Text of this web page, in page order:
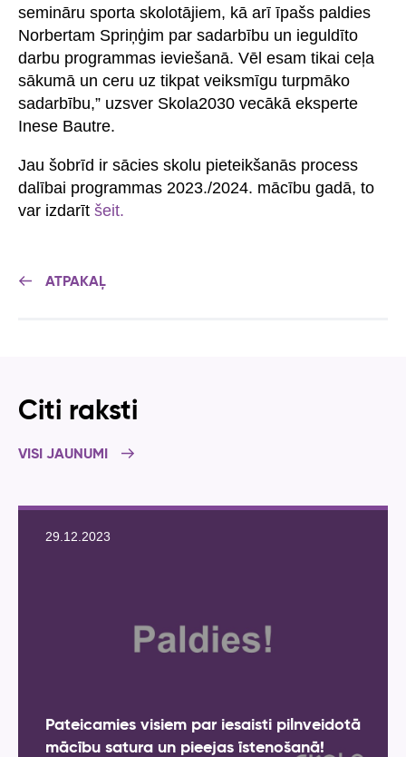
semināru sporta skolotājiem, kā arī īpašs paldies
Norbertam Spriņģim par sadarbību un ieguldīto
darbu programmas ieviešanā. Vēl esam tikai ceļa
sākumā un ceru uz tikpat veiksmīgu turpmāko
sadarbību,” uzsver Skola2030 vecākā eksperte
Inese Bautre.
Jau šobrīd ir sācies skolu pieteikšanās process
dalībai programmas 2023./2024. mācību gadā, to
var izdarīt šeit.
ATPAKAĻ
Citi raksti
VISI JAUNUMI
29.12.2023
Pateicamies visiem par iesaisti pilnveidotā
mācību satura un pieejas īstenošanā!